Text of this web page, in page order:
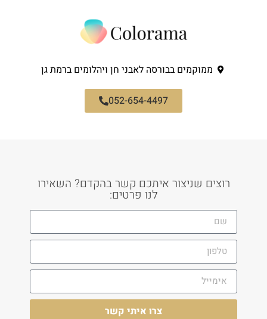
ממוקמים בבורסה לאבני חן ויהלומים ברמת גן
052-654-4497
רוצים שניצור איתכם קשר בהקדם? השאירו
לנו פרטים:
צרו איתי קשר